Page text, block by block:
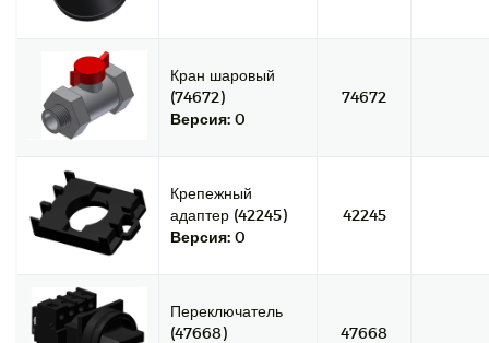
Кран шаровый
(74672)
Версия: 0
74672
Крепежный
адаптер (42245)
Версия: 0
42245
Переключатель
(47668)
47668